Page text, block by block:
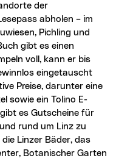
der
abholen – im
Pichling und
gibt es einen
voll, kann er bis
eingetauscht
Preise, darunter eine
sowie ein Tolino E-
es Gutscheine für
rund um Linz zu
Linzer Bäder, das
Botanischer Garten